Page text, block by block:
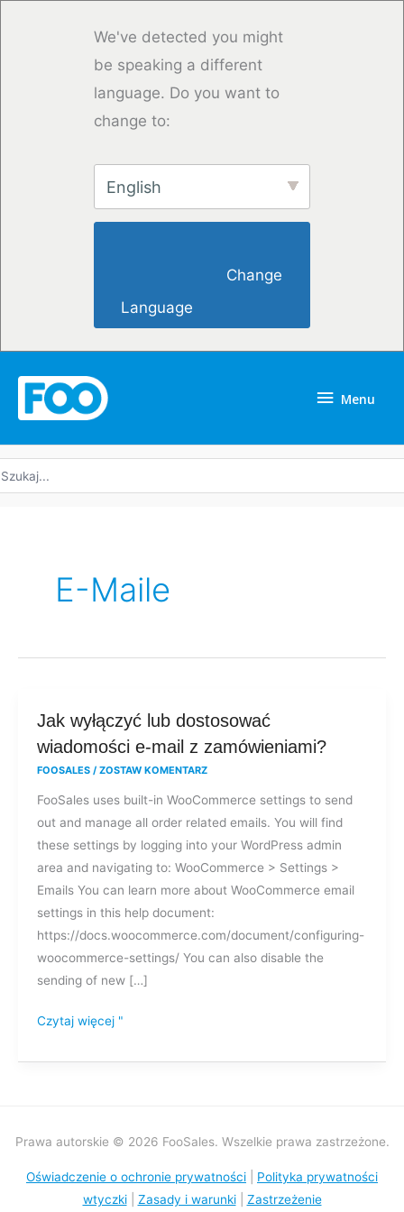
We've detected you might
be speaking a different
language. Do you want to
change to:
English
Language
Menu
E-Maile
Jak wyłączyć lub dostosować
wiadomości e-mail z zamówieniami?
FOOSALES / ZOSTAW KOMENTARZ
FooSales uses built-in WooCommerce settings to send
out and manage all order related emails. You will find
these settings by logging into your WordPress admin
area and navigating to: WooCommerce > Settings >
Emails You can learn more about WooCommerce email
settings in this help document:
https://docs.woocommerce.com/document/configuring-
woocommerce-settings/ You can also disable the
sending of new […]
Jak
wyłączyć
wiadomości
e-
mail
z
zamówieniami?
Czytaj więcej "
Prawa autorskie © 2026 FooSales. Wszelkie prawa zastrzeżone.
Oświadczenie o ochronie prywatności
Polityka prywatności
wtyczki| Zasady i warunki| Zastrzeżenie